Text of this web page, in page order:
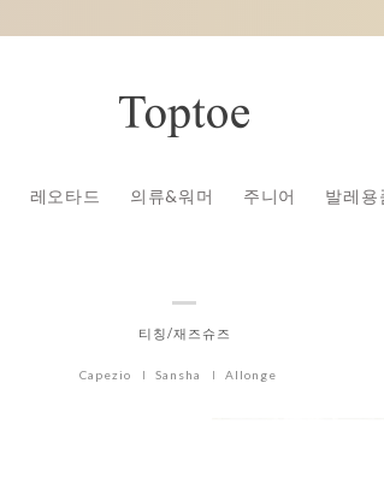
레오타드 의류&워머 주니어 발레용
티칭/재즈슈즈
Capezio Sansha Allonge